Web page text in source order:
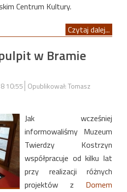
Centrum Kultury.
Czytaj dalej...
w Bramie
10:55 Opublikował: Tomasz
Jak wcześniej
informowaliśmy Muzeum
Twierdzy Kostrzyn
współpracuje od kilku lat
przy realizacji różnych
projektów z Domem